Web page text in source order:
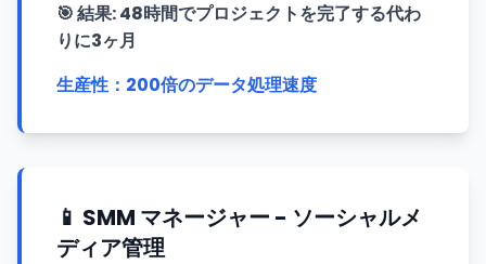
🎯結果: 48時間でプロジェクトを完了する代わ
りに3ヶ月
生産性：200倍のデータ処理速度
📱 SMM マネージャー - ソーシャルメ
ディア管理